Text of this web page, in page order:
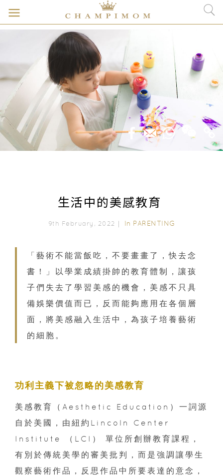
生活中的美感教育
9th February, 2022｜ In PARENTING
「藝術不能當飯吃，不要畫畫了，快去念
書！」以學業成績掛帥的教育體制，讓孩
子們失去了學習美感的機會，美感不只具
備娛樂價值而已，反而能夠應用在各個層
面，將美感融入生活中，為孩子培養藝術
的細胞。
功利主義下被忽略的美感教育
美感教育（Aesthetic Education）一詞源
自於美國，由紐約Lincoln Center
Institute （LCI） 單位所創辦教育課程，
有別於傳統美學的審美批判，而是強調讓學生
觀察藝術作品，反思作品中所要表達的意念，